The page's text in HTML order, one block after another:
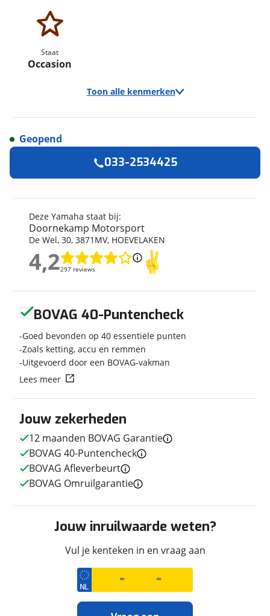
Staat
Occasion
Toon alle kenmerken
Merk
Yamaha
Model
Tracer 7
Kenteken
Kilometerstand
11.000 km
Bouwjaar
4-2024
Leeftijd
2 jaar en 4 maanden
Geschikt voor
A2 rijbewijs
Soort voertuig
Motor
Techniek
Vermogen
Uiterlijk
Rood
Verbruik en milieu
0,0 gram per kilometer
Deze Yamaha staat bij:
Doornekamp Motorsport
De Wel, 30, 3871MV, HOEVELAKEN
4,2297 reviews
4,2
Geopend
033-2534425
Jouw zekerheden
12 maanden BOVAG Garantie
BOVAG 40-Puntencheck
BOVAG Afleverbeurt
BOVAG Omruilgarantie
Jouw inruilwaarde weten?
Vul je kenteken in en vraag aan
BOVAG 40-Puntencheck
Goed bevonden op 40 essentiële punten
Zoals ketting, accu en remmen
Uitgevoerd door een BOVAG-vakman
Lees meer